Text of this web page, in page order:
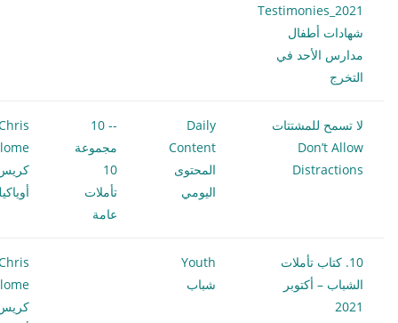
Testimonies_2021
شهادات أطفال
مدارس الأحد في
التخرج
لا تسمح للمشتتات
Don’t Allow
Distractions
Daily
Content
المحتوى
اليومي
-- 10
مجموعة
10
تأملات
عامة
10. كتاب تأملات
الشباب – أكتوبر
2021
Youth
شباب